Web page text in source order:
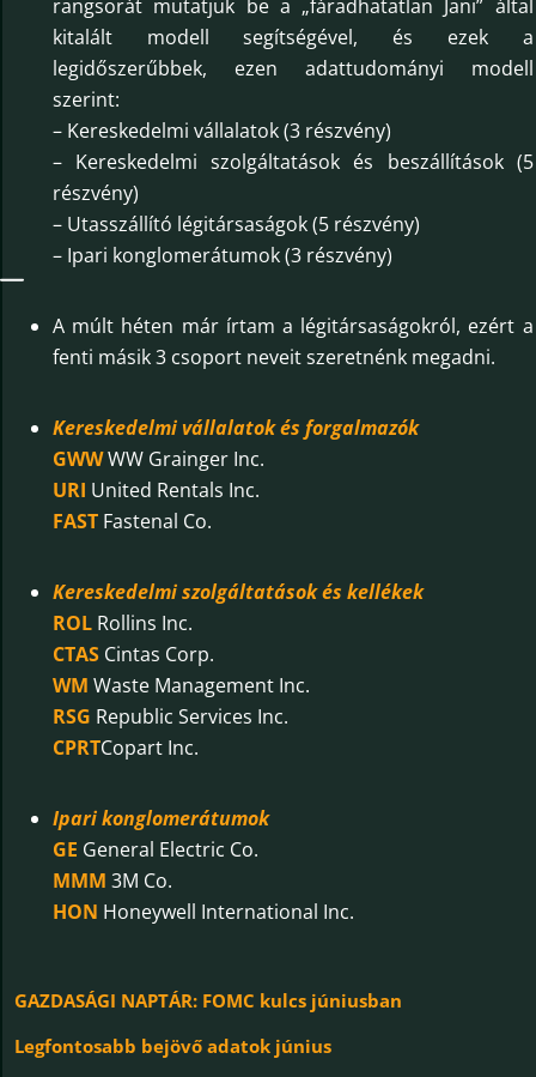
rangsorát mutatjuk be a „fáradhatatlan Jani” által
kitalált modell segítségével, és ezek a
legidőszerűbbek, ezen adattudományi modell
szerint:
– Kereskedelmi vállalatok (3 részvény)
– Kereskedelmi szolgáltatások és beszállítások (5
részvény)
– Utasszállító légitársaságok (5 részvény)
– Ipari konglomerátumok (3 részvény)
A múlt héten már írtam a légitársaságokról, ezért a
fenti másik 3 csoport neveit szeretnénk megadni.
Kereskedelmi vállalatok és forgalmazók
GWWWW Grainger Inc.
URI United Rentals Inc.
FAST Fastenal Co.
Kereskedelmi szolgáltatások és kellékek
ROL Rollins Inc.
CTAS Cintas Corp.
WM Waste Management Inc.
RSG Republic Services Inc.
CPRTCopart Inc.
Ipari konglomerátumok
GE General Electric Co.
MMM 3M Co.
HON Honeywell International Inc.
GAZDASÁGI NAPTÁR: FOMC kulcs júniusban
Legfontosabb bejövő adatok június